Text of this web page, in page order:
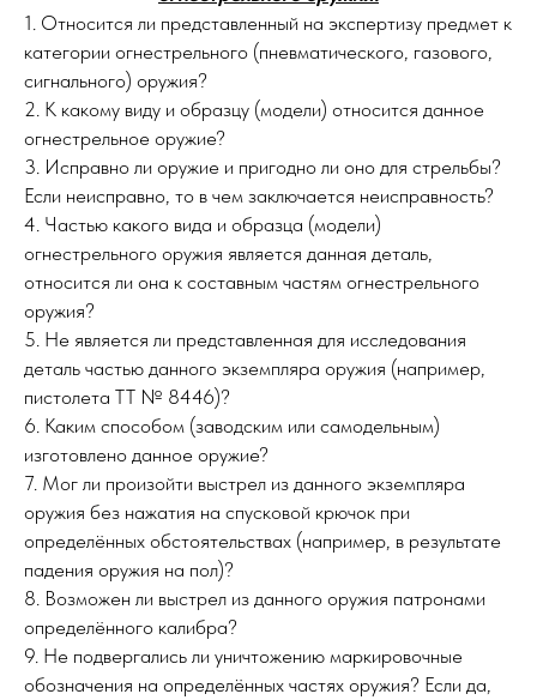
1. Относится ли представленный на экспертизу предмет к
категории огнестрельного (пневматического, газового,
сигнального) оружия?
2. К какому виду и образцу (модели) относится данное
огнестрельное оружие?
3. Исправно ли оружие и пригодно ли оно для стрельбы?
Если неисправно, то в чем заключается неисправность?
4. Частью какого вида и образца (модели)
огнестрельного оружия является данная деталь,
относится ли она к составным частям огнестрельного
оружия?
5. Не является ли представленная для исследования
деталь частью данного экземпляра оружия (например,
пистолета ТТ № 8446)?
6. Каким способом (заводским или самодельным)
изготовлено данное оружие?
7. Мог ли произойти выстрел из данного экземпляра
оружия без нажатия на спусковой крючок при
определённых обстоятельствах (например, в результате
падения оружия на пол)?
8. Возможен ли выстрел из данного оружия патронами
определённого калибра?
9. Не подвергались ли уничтожению маркировочные
обозначения на определённых частях оружия? Если да,